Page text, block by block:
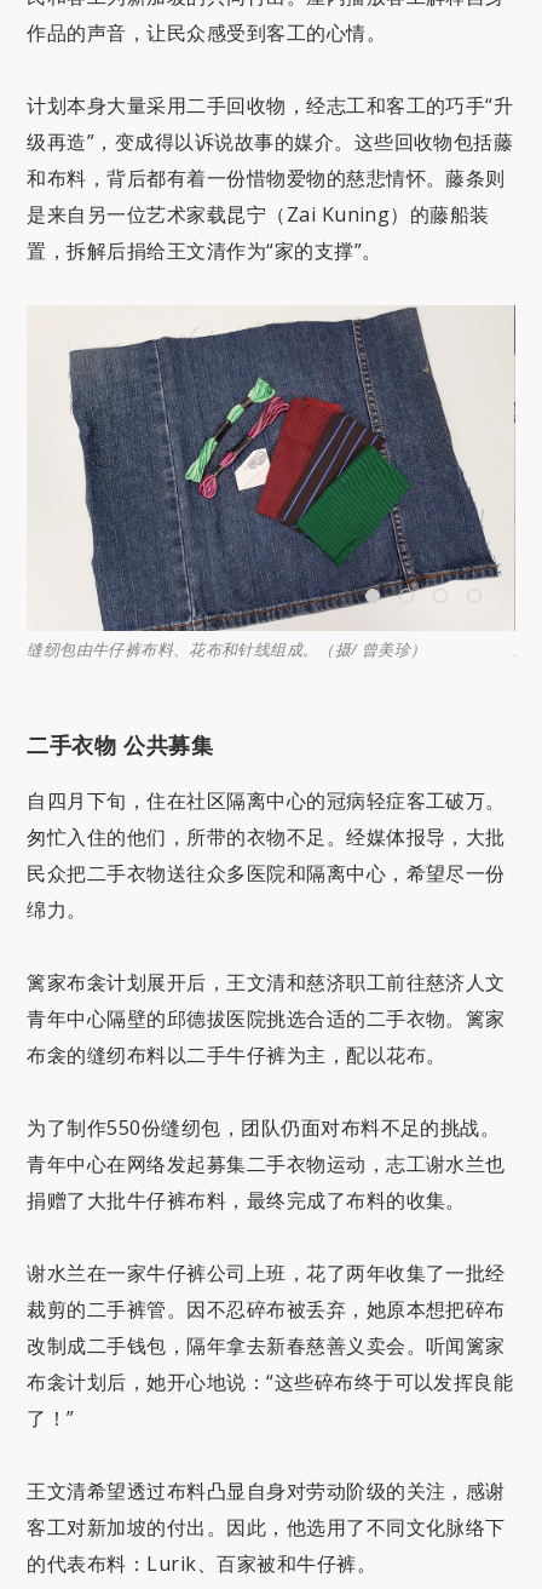
作品的声音，让民众感受到客工的心情。
计划本身大量采用二手回收物，经志工和客工的巧手“升
级再造”，变成得以诉说故事的媒介。这些回收物包括藤
和布料，背后都有着一份惜物爱物的慈悲情怀。藤条则
是来自另一位艺术家载昆宁（Zai Kuning）的藤船装
置，拆解后捐给王文清作为“家的支撑”。
缝纫包由牛仔裤布料、花布和针线组成。（摄/ 曾美珍）
二手衣物 公共募集
自四月下旬，住在社区隔离中心的冠病轻症客工破万。
匆忙入住的他们，所带的衣物不足。经媒体报导，大批
民众把二手衣物送往众多医院和隔离中心，希望尽一份
绵力。
篱家布衾计划展开后，王文清和慈济职工前往慈济人文
青年中心隔壁的邱德拔医院挑选合适的二手衣物。篱家
布衾的缝纫布料以二手牛仔裤为主，配以花布。
为了制作550份缝纫包，团队仍面对布料不足的挑战。
青年中心在网络发起募集二手衣物运动，志工谢水兰也
捐赠了大批牛仔裤布料，最终完成了布料的收集。
谢水兰在一家牛仔裤公司上班，花了两年收集了一批经
裁剪的二手裤管。因不忍碎布被丢弃，她原本想把碎布
改制成二手钱包，隔年拿去新春慈善义卖会。听闻篱家
布衾计划后，她开心地说：“这些碎布终于可以发挥良能
了！”
王文清希望透过布料凸显自身对劳动阶级的关注，感谢
客工对新加坡的付出。因此，他选用了不同文化脉络下
的代表布料：Lurik、百家被和牛仔裤。